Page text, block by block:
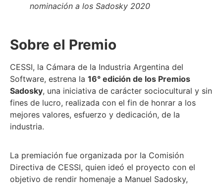
nominación a los Sadosky 2020
Sobre el Premio
CESSI, la Cámara de la Industria Argentina del
Software, estrena la 16° edición de los Premios
Sadosky, una iniciativa de carácter sociocultural y sin
fines de lucro, realizada con el fin de honrar a los
mejores valores, esfuerzo y dedicación, de la
industria.
La premiación fue organizada por la Comisión
Directiva de CESSI, quien ideó el proyecto con el
objetivo de rendir homenaje a Manuel Sadosky,